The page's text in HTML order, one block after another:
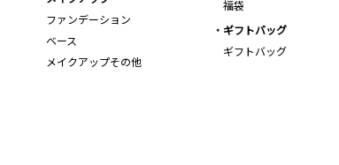
福袋
ファンデーション
ベース
メイクアップその他
ギフトバッグ
ギフトバッグ